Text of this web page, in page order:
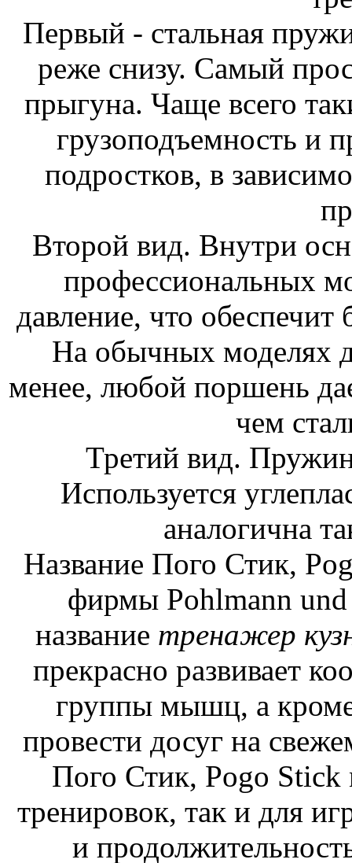
Первый - стальная
реже снизу. Самый
прыгуна. Чаще всего
грузоподъемность и
подростков, в
Второй вид. Внутри
профессиональных
давление, что
На обычных моделях
менее, любой поршень
чем
Третий вид.
Используется
аналогична
Название Пого Стик,
фирмы Pohlmann
название тренажер
прекрасно развивает
группы мышц, а кроме
провести досуг на
Пого Стик, Pogo Stick
тренировок, так и для
и